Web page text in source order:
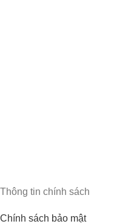
Thông tin chính sách
Chính sách bảo mật